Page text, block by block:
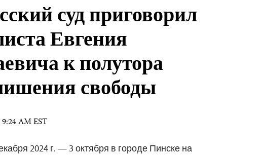
суд приговорил
Евгения
к полутора
свободы
9:24 AM EST
2024 г. — 3 октября в городе Пинске на